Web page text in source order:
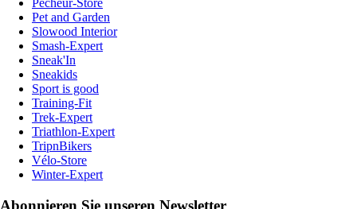
Pet and Garden
Slowood Interior
Smash-Expert
Sneak'In
Sneakids
Sport is good
Training-Fit
Trek-Expert
Triathlon-Expert
TripnBikers
Vélo-Store
Winter-Expert
Abonnieren Sie unseren Newsletter